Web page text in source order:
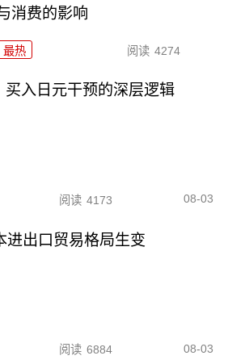
消费的影响
最热 阅读 4274
入日元干预的深层逻辑
阅读 4173 08-03
进出口贸易格局生变
阅读 6884 08-03